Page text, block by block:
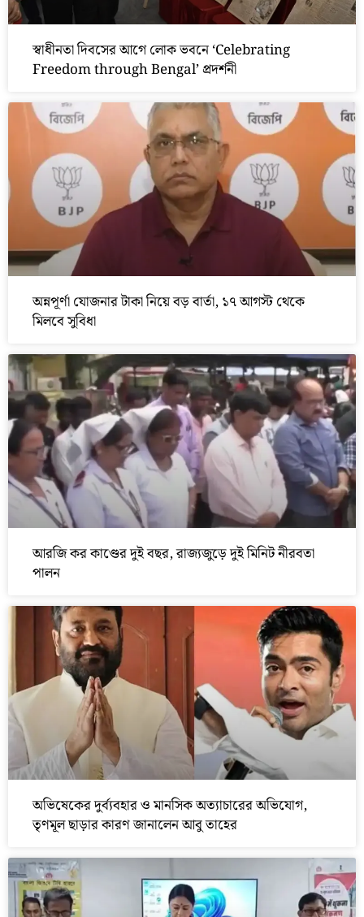
স্বাধীনতা দিবসের আগে লোক ভবনে ‘Celebrating
Freedom through Bengal’ প্রদর্শনী
অন্নপূর্ণা যোজনার টাকা নিয়ে বড় বার্তা, ১৭ আগস্ট থেকে
মিলবে সুবিধা
আরজি কর কাণ্ডের দুই বছর, রাজ্যজুড়ে দুই মিনিট নীরবতা
পালন
অভিষেকের দুর্ব্যবহার ও মানসিক অত্যাচারের অভিযোগ,
তৃণমূল ছাড়ার কারণ জানালেন আবু তাহের